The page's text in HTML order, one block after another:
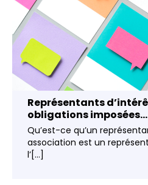
Représentants
obligations imposées...
Qu’est-ce qu’un
association est un
l’[...]